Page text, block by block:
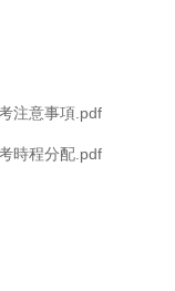
注意事項.pdf
時程分配.pdf